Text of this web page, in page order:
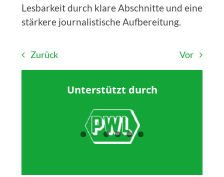
Lesbarkeit durch klare Abschnitte und eine
stärkere journalistische Aufbereitung.
Zurück Vor
Unterstützt durch